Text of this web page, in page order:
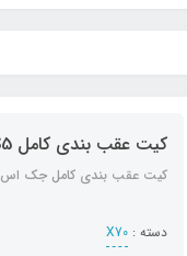
کیت عقب بندی کامل JAC S5
کیت عقب بندی کامل جک اس ٥
دسته : X70